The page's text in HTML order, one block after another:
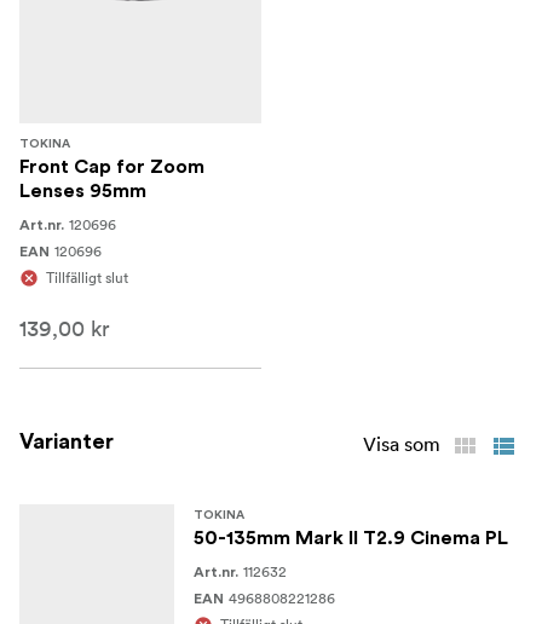
TOKINA
Front Cap for Zoom
Lenses 95mm
Art.nr. 120696
EAN 120696
Tillfälligt slut
139,00 kr
Varianter Visa som
TOKINA
50-135mm Mark II T2.9 Cinema PL
Art.nr. 112632
EAN 4968808221286